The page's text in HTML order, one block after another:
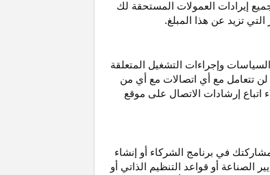
إيرادات العمولات المستحقة لك
تزيد عن هذا المبلغ.
وإجراءات التشغيل المتعلقة
لن تتعامل مع أي اتصالات مع أي من
اتباع إرشادات الاتصال على موقع
في برنامج الشركاء أو إنشاء
الصناعة أو قواعد التنظيم الذاتي أو